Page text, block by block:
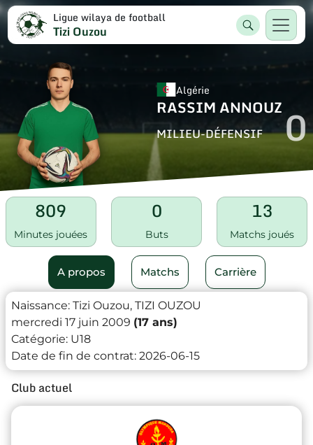
Ligue wilaya de football
Tizi Ouzou
Algérie
RASSIM ANNOUZ
MILIEU-DÉFENSIF 0
809
Minutes jouées
0
Buts
13
Matchs joués
A propos Matchs Carrière
Naissance: Tizi Ouzou, TIZI OUZOU
mercredi 17 juin 2009 (17 ans)
Catégorie: U18
Date de fin de contrat: 2026-06-15
Club actuel